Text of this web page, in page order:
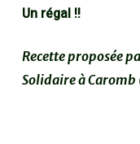
Un régal !!
Recette proposée
Solidaire à